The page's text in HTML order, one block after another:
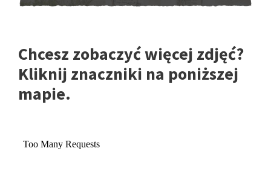
Chcesz zobaczyć więcej zdjęć?
Kliknij znaczniki na poniższej
mapie.